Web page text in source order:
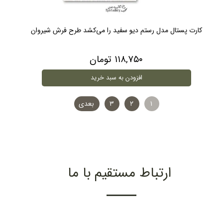
کارت پستال مدل رستم دیو سفید را می‌کشد طرح فرش شیروان
۱۱۸,۷۵۰ تومان
افزودن به سبد خرید
۱ ۲ ۳ بعدی
ارتباط مستقیم با ما